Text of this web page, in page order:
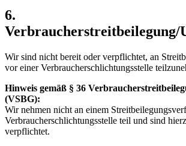
6.
Verbraucherstreitbeilegung/
Wir sind nicht bereit oder verpflichtet, an
vor einer Verbraucherschlichtungsstelle
Hinweis gemäß § 36
(VSBG):
Wir nehmen nicht an einem
Verbraucherschlichtungsstelle teil und sind
verpflichtet.